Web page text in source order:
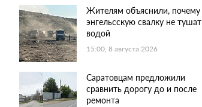
Жителям объяснили, почему
энгельсскую свалку не тушат
водой
15:00, 8 августа 2026
Саратовцам предложили
сравнить дорогу до и после
ремонта